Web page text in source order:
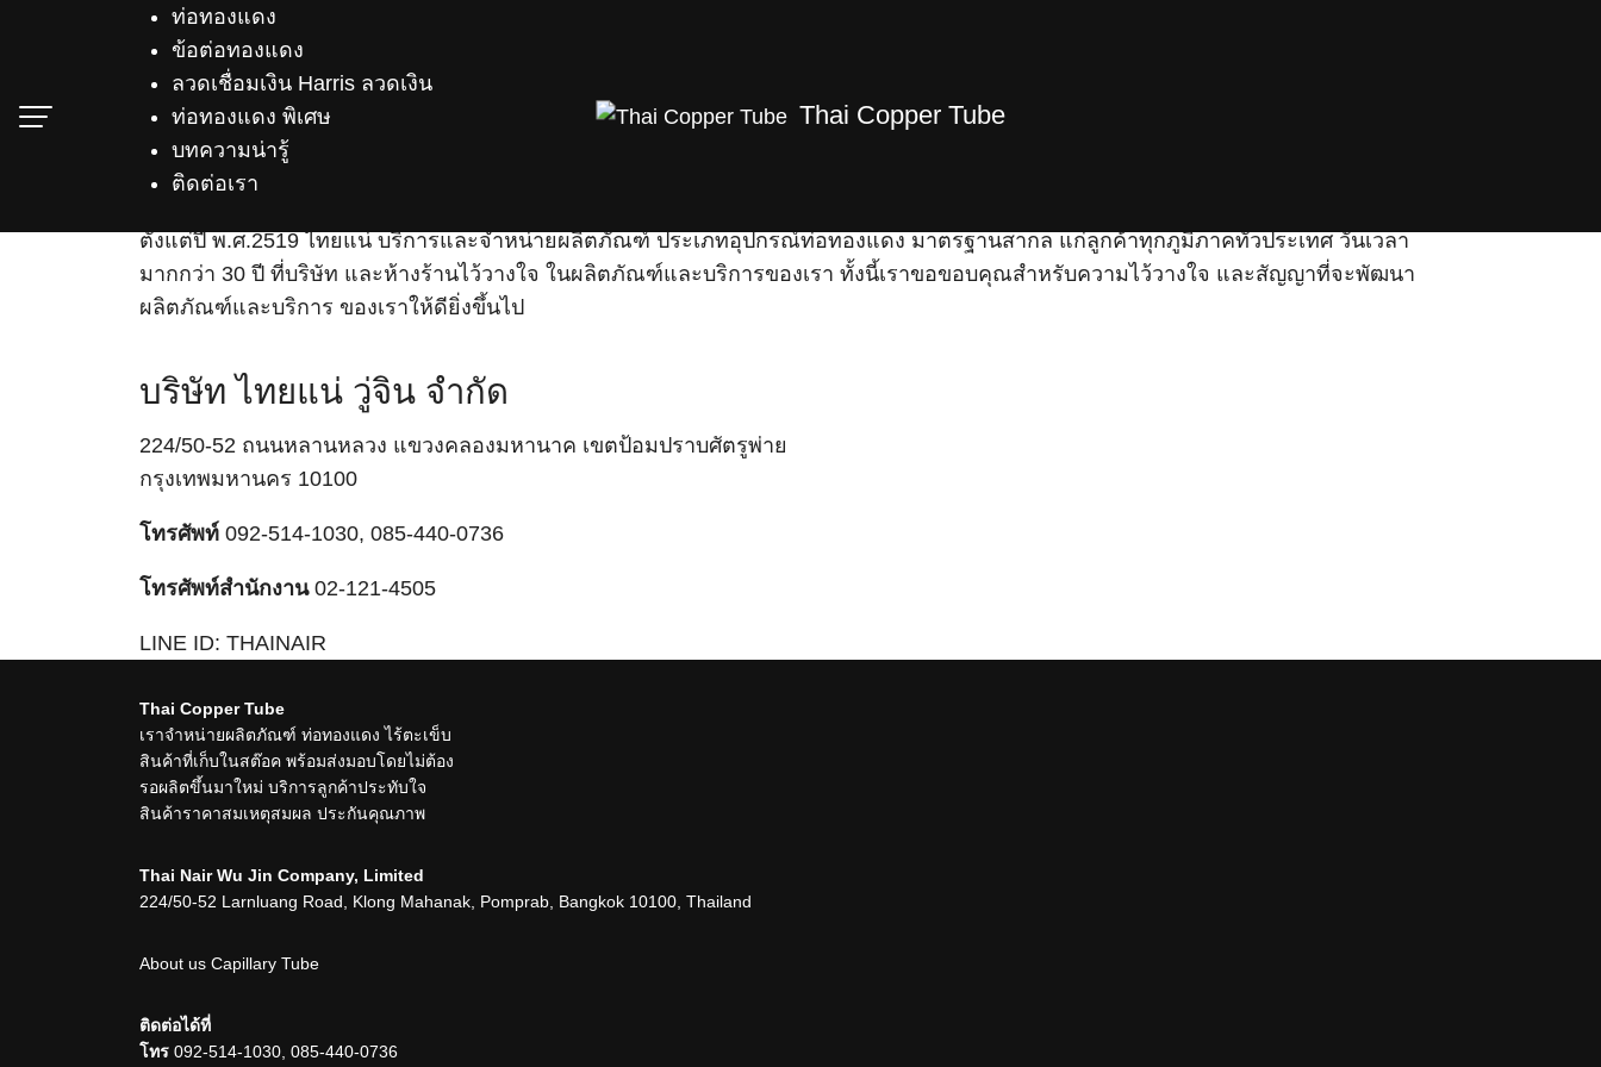
Thai Copper Tube
ท่อทองแดง
ข้อต่อทองแดง
ลวดเชื่อมเงิน Harris ลวดเงิน
ท่อทองแดง พิเศษ
บทความน่ารู้
ติดต่อเรา
เกี่ยวกับบริษัท
ตั้งแต่ปี พ.ศ.2519 ไทยแน่ บริการและจำหน่ายผลิตภัณฑ์ ประเภทอุปกรณ์ท่อทองแดง มาตรฐานสากล แก่ลูกค้าทุกภูมิภาคทั่วประเทศ วันเวลา
มากกว่า 30 ปี ที่บริษัท และห้างร้านไว้วางใจ ในผลิตภัณฑ์และบริการของเรา ทั้งนี้เราขอขอบคุณสำหรับความไว้วางใจ และสัญญาที่จะพัฒนา
ผลิตภัณฑ์และบริการ ของเราให้ดียิ่งขึ้นไป
บริษัท ไทยแน่ วู่จิน จำกัด
224/50-52 ถนนหลานหลวง แขวงคลองมหานาค เขตป้อมปราบศัตรูพ่าย
กรุงเทพมหานคร 10100
โทรศัพท์ 092-514-1030, 085-440-0736
โทรศัพท์สำนักงาน02-121-4505
LINE ID: THAINAIR
Thai Copper Tube
เราจำหน่ายผลิตภัณฑ์ ท่อทองแดง ไร้ตะเข็บ
สินค้าที่เก็บในสต๊อค พร้อมส่งมอบโดยไม่ต้อง
รอผลิตขึ้นมาใหม่ บริการลูกค้าประทับใจ
สินค้าราคาสมเหตุสมผล ประกันคุณภาพ
Thai Nair Wu Jin Company, Limited
224/50-52 Larnluang Road, Klong Mahanak, Pomprab, Bangkok 10100, Thailand
About us Capillary Tube
ติดต่อได้ที่
โทร 092-514-1030, 085-440-0736